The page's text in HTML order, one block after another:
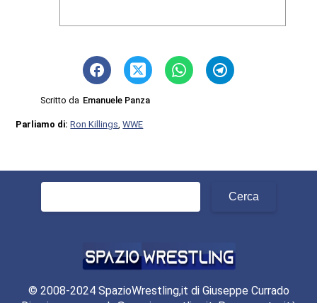
Scritto da Emanuele Panza
Parliamo di:Ron Killings ,WWE
© 2008-2024 SpazioWrestling,it di Giuseppe Currado